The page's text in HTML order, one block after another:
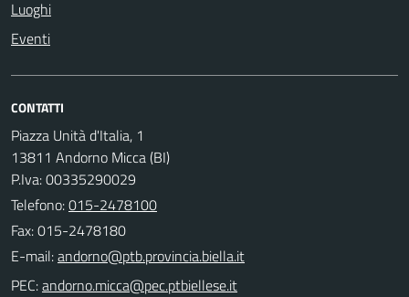
Luoghi
Eventi
CONTATTI
Piazza Unità d'Italia, 1
13811 Andorno Micca (BI)
P.Iva: 00335290029
Telefono:015-2478100
Fax: 015-2478180
E-mail:
PEC: